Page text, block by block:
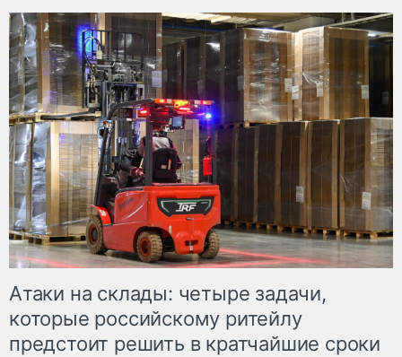
Атаки на склады: четыре задачи,
которые российскому ритейлу
предстоит решить в кратчайшие сроки